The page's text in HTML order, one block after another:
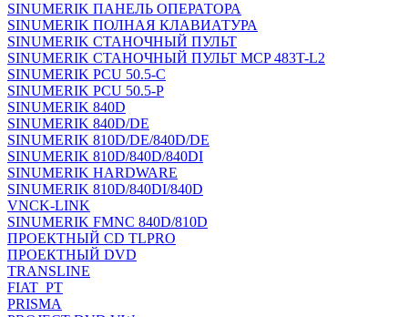
SINUMERIK ПАНЕЛЬ ОПЕРАТОРА
SINUMERIK ПОЛНАЯ КЛАВИАТУРА
SINUMERIK СТАНОЧНЫЙ ПУЛЬТ
SINUMERIK СТАНОЧНЫЙ ПУЛЬТ MCP 483T-L2
SINUMERIK PCU 50.5-C
SINUMERIK PCU 50.5-P
SINUMERIK 840D
SINUMERIK 840D/DE
SINUMERIK 810D/DE/840D/DE
SINUMERIK 810D/840D/840DI
SINUMERIK HARDWARE
SINUMERIK 810D/840DI/840D
VNCK-LINK
SINUMERIK FMNC 840D/810D
ПРОЕКТНЫЙ CD TLPRO
ПРОЕКТНЫЙ DVD
TRANSLINE
FIAT_PT
PRISMA